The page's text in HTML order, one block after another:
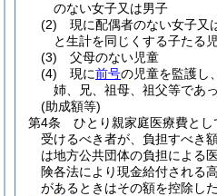
のない女子又は男子
(2)
現に配偶者のない女子又
と生計を同じくする子たる
(3)
父母のない児童
(4)
現に前号の児童を監護し
姉、兄、祖母、祖父等であ
(助成額等)
第4条
ひとり親家庭医療費と
受けるべき者が、負担すべき
は地方公共団体の負担による
険各法により現金給付される
があるときはその額を控除し